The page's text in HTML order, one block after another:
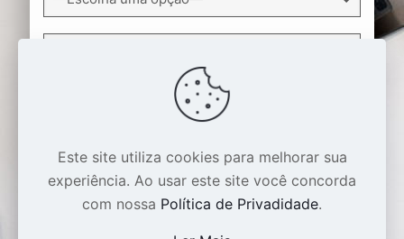
*Quando pretende iniciar estas ações?
Por que acha que não está chegando no
resultado desejado na internet?
Este site utiliza cookies para melhorar sua
experiência. Ao usar este site você concorda
com nossa Política de Privadidade.